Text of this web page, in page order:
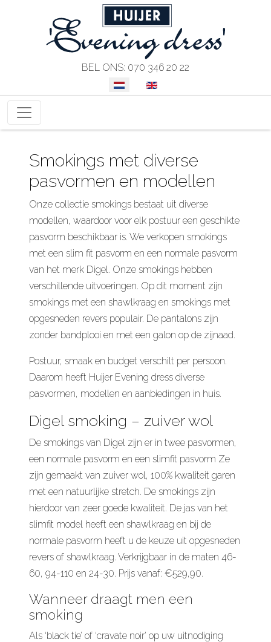
BEL ONS: 070 346 20 22
SELECTEER DE TAAL
Smokings met diverse
pasvormen en modellen
Onze collectie smokings bestaat uit diverse
modellen, waardoor voor elk postuur een geschikte
pasvorm beschikbaar is. We verkopen smokings
met een slim fit pasvorm en een normale pasvorm
van het merk Digel. Onze smokings hebben
verschillende uitvoeringen. Op dit moment zijn
smokings met een shawlkraag en smokings met
opgesneden revers populair. De pantalons zijn
zonder bandplooi en met een galon op de zijnaad.
Postuur, smaak en budget verschilt per persoon.
Daarom heeft Huijer Evening dress diverse
pasvormen, modellen en aanbiedingen in huis.
Digel smoking – zuiver wol
De smokings van Digel zijn er in twee pasvormen,
een normale pasvorm en een slimfit pasvorm Ze
zijn gemaakt van zuiver wol, 100% kwaliteit garen
met een natuurlijke stretch. De smokings zijn
hierdoor van zeer goede kwaliteit. De jas van het
slimfit model heeft een shawlkraag en bij de
normale pasvorm heeft u de keuze uit opgesneden
revers of shawlkraag. Verkrijgbaar in de maten 46-
60, 94-110 en 24-30. Prijs vanaf: €529,90.
Wanneer draagt men een
smoking
Als ‘black tie’ of ‘cravate noir’ op uw uitnodiging